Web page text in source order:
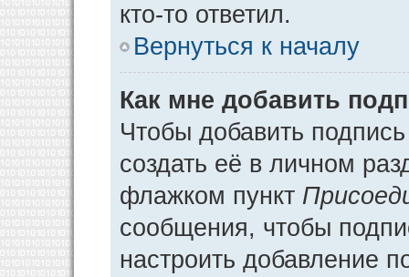
кто-то ответил.
Вернуться к началу
Как мне добавить
Чтобы добавить
создать её в личном
флажком пункт
сообщения, чтобы
настроить добавление